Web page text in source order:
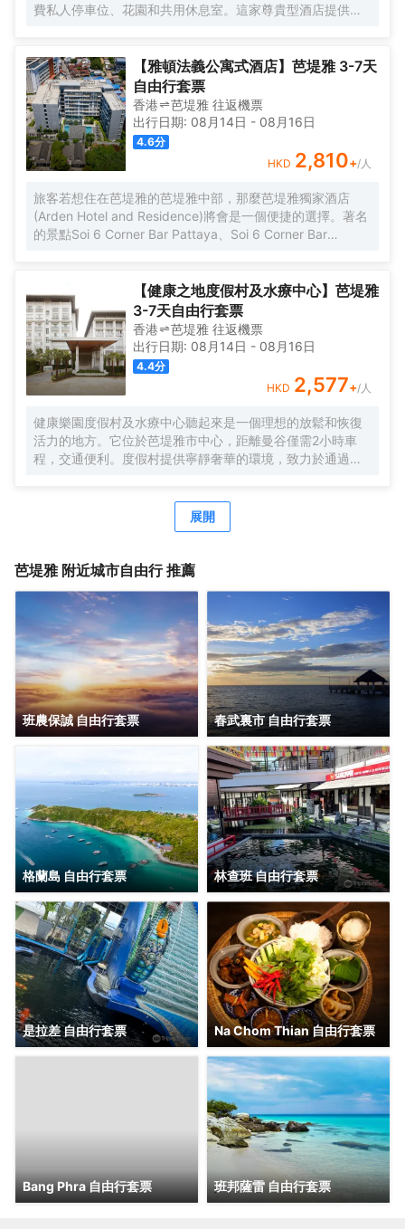
費私人停車位、花園和共用休息室。這家尊貴型酒店提供共
有空調、書桌、電視、私人浴室、床上用品、毛巾和市景陽
台。所有客房都配有電熱水壺。部分客房提供帶冰箱、洗碗
機和烤箱的廚房。客房均提供衣櫃。 Sun Diego Resort Pool
Villa距離東星高爾夫球場有37公里，距離翡翠高爾夫度假村
有41公里。最近的機場是烏塔堡羅勇-芭堤雅國際機場，距離
這家住宿有37公里。
【雅頓法義公寓式酒店】芭堤雅 3-7天
自由行套票
香港 芭堤雅 往返機票
出行日期: 08月14日 - 08月16日
4.6分
HKD 2,810+/人
旅客若想住在芭堤雅的芭堤雅中部，那麼芭堤雅獨家酒店
(Arden Hotel and Residence)將會是一個便捷的選擇。著名
的景點Soi 6 Corner Bar Pattaya、Soi 6 Corner Bar
房內保險箱和空調，滿足您入住需求的同時又能增添家的温
馨感。在餐廳服務方面，酒店西餐廳會提供美食。酒吧給旅
客提供了一個舒適的環境，可供休憩。旅客想要在自己的房
間邊聽音樂邊享受美食，只需呼叫送餐服務。對於常駐旅客
來說，若是厭倦了酒店的餐飲，附近的Mantra Restaurant &
Bar（其他）和Trattoria Pizzeria Toscana（西餐）或許能勾
起您的食慾，他們家的Baked Mango和培根披薩均深受好
評，美塞通糯米飯（麪包甜點）的美食也不錯哦！ 相信桑拿
浴室周到的服務和室外游泳池一流的設施，會讓您擁有別樣
的體驗。酒店配備有商務中心，可供旅客使用。24小時開放
的前台服務可為您隨時提供信息，以幫助您探索這個魅力之
【健康之地度假村及水療中心】芭堤雅
3-7天自由行套票
香港 芭堤雅 往返機票
出行日期: 08月14日 - 08月16日
4.4分
HKD 2,577+/人
健康樂園度假村及水療中心聽起來是一個理想的放鬆和恢復
活力的地方。它位於芭堤雅市中心，距離曼谷僅需2小時車
程，交通便利。度假村提供寧靜奢華的環境，致力於通過全
園度假村及水療中心都能為您提供一個寧靜的避風港，讓您
在時尚的室內環境中盡情享受平和與安寧
展開
芭堤雅附近城市自由行 推薦
班農保誠 自由行套票 春武裏市 自由行套票
格蘭島 自由行套票 林查班 自由行套票
是拉差 自由行套票 Na Chom Thian 自由行套票
Bang Phra 自由行套票 班邦薩雷 自由行套票